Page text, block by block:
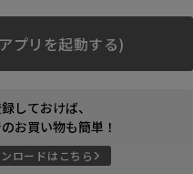
プリを起動する)
しておけば、
お買い物も簡単！
ロードはこちら